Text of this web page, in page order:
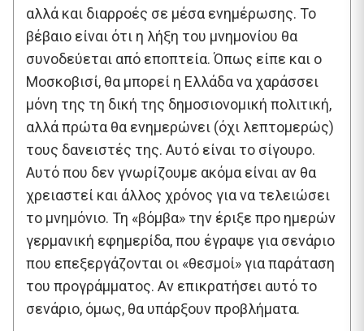
αλλά και διαρροές σε μέσα ενημέρωσης. Το
βέβαιο είναι ότι η λήξη του μνημονίου θα
συνοδεύεται από εποπτεία. Όπως είπε και ο
Μοσκοβισί, θα μπορεί η Ελλάδα να χαράσσει
μόνη της τη δική της δημοσιονομική πολιτική,
αλλά πρώτα θα ενημερώνει (όχι λεπτομερώς)
τους δανειστές της. Αυτό είναι το σίγουρο.
Αυτό που δεν γνωρίζουμε ακόμα είναι αν θα
χρειαστεί και άλλος χρόνος για να τελειώσει
το μνημόνιο. Τη «βόμβα» την έριξε προ ημερών
γερμανική εφημερίδα, που έγραψε για σενάριο
που επεξεργάζονται οι «θεσμοί» για παράταση
του προγράμματος. Αν επικρατήσει αυτό το
σενάριο, όμως, θα υπάρξουν προβλήματα.